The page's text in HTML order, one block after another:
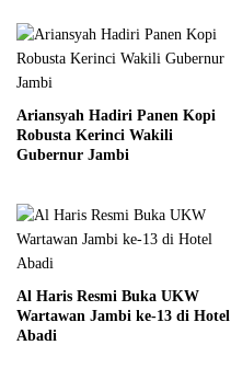
Ariansyah Hadiri Panen Kopi
Robusta Kerinci Wakili
Gubernur Jambi
Al Haris Resmi Buka UKW
Wartawan Jambi ke-13 di Hotel
Abadi